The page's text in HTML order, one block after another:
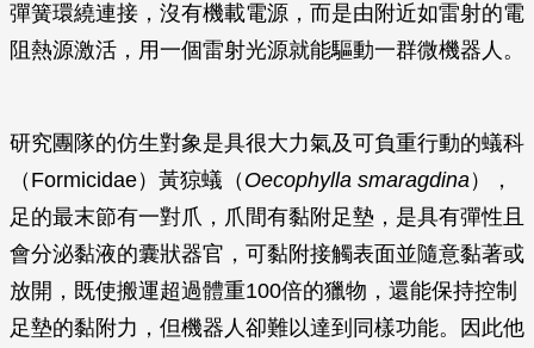
彈簧環繞連接，沒有機載電源，而是由附近如雷射的電
阻熱源激活，用一個雷射光源就能驅動一群微機器人。
研究團隊的仿生對象是具很大力氣及可負重行動的蟻科
（Formicidae）黃猄蟻（ Oecophylla smaragdina），
足的最末節有一對爪，爪間有黏附足墊，是具有彈性且
會分泌黏液的囊狀器官，可黏附接觸表面並隨意黏著或
放開，既使搬運超過體重100倍的獵物，還能保持控制
足墊的黏附力，但機器人卻難以達到同樣功能。因此他